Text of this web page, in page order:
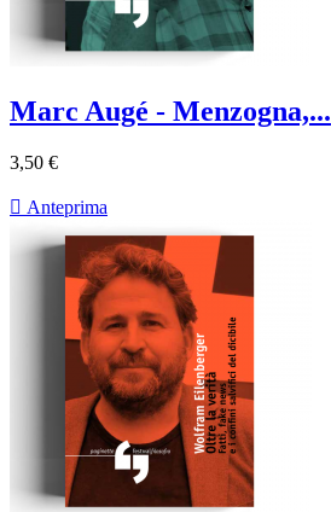
Marc Augé - Menzogna,...
3,50 €
 Anteprima